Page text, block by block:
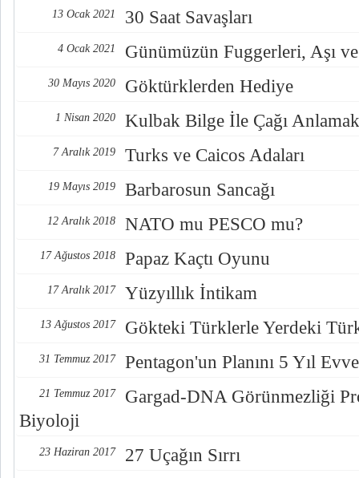
13 Ocak 2021 30 Saat Savaşları
4 Ocak 2021 Günümüzün Fuggerleri, Aşı
30 Mayıs 2020 Göktürklerden Hediye
1 Nisan 2020 Kulbak Bilge İle Çağı Anlamak
7 Aralık 2019 Turks ve Caicos Adaları
19 Mayıs 2019 Barbarosun Sancağı
12 Aralık 2018 NATO mu PESCO mu?
17 Ağustos 2018 Papaz Kaçtı Oyunu
17 Aralık 2017 Yüzyıllık İntikam
13 Ağustos 2017 Gökteki Türklerle Yerdeki
31 Temmuz 2017 Pentagon'un Planını 5 Yıl
21 Temmuz 2017
Gargad-DNA Görünmezliği
Biyoloji
23 Haziran 2017 27 Uçağın Sırrı